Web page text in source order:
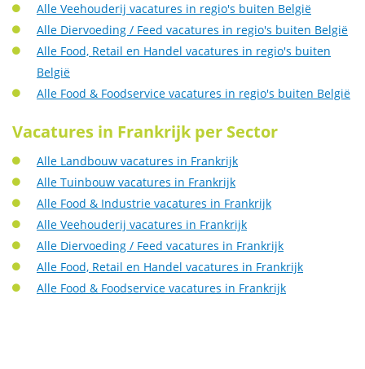
Alle Veehouderij vacatures in regio's buiten België
Alle Diervoeding / Feed vacatures in regio's buiten België
Alle Food, Retail en Handel vacatures in regio's buiten
België
Alle Food & Foodservice vacatures in regio's buiten België
Vacatures in Frankrijk per Sector
Alle Landbouw vacatures in Frankrijk
Alle Tuinbouw vacatures in Frankrijk
Alle Food & Industrie vacatures in Frankrijk
Alle Veehouderij vacatures in Frankrijk
Alle Diervoeding / Feed vacatures in Frankrijk
Alle Food, Retail en Handel vacatures in Frankrijk
Alle Food & Foodservice vacatures in Frankrijk